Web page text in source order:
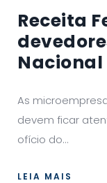
Receita
Nacional
As
devem ficar
ofício do...
LEIA MAIS